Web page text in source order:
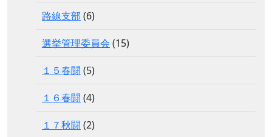
路線支部 (6)
選挙管理委員会 (15)
１５春闘 (5)
１６春闘 (4)
１７秋闘 (2)